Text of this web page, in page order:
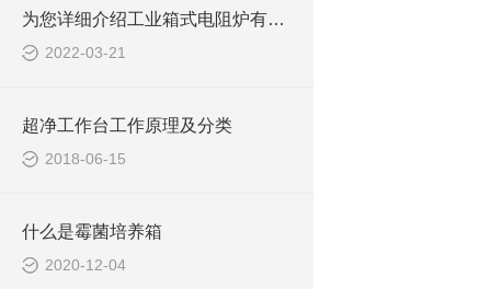
为您详细介绍工业箱式电阻炉有哪些常见的故障
2022-03-21
超净工作台工作原理及分类
2018-06-15
什么是霉菌培养箱
2020-12-04